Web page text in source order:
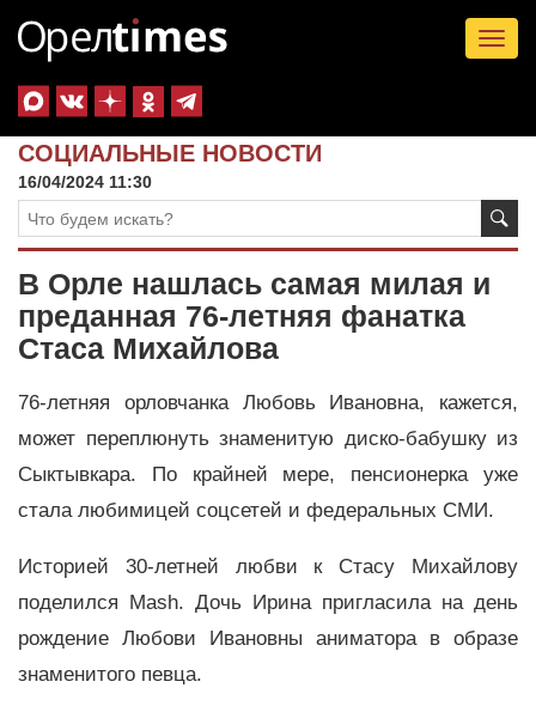
СОЦИАЛЬНЫЕ НОВОСТИ
16/04/2024 11:30
В Орле нашлась самая милая и
преданная 76-летняя фанатка
Стаса Михайлова
76-летняя орловчанка Любовь Ивановна, кажется,
может переплюнуть знаменитую диско-бабушку из
Сыктывкара. По крайней мере, пенсионерка уже
стала любимицей соцсетей и федеральных СМИ.
Историей 30-летней любви к Стасу Михайлову
поделился Mash. Дочь Ирина пригласила на день
рождение Любови Ивановны аниматора в образе
знаменитого певца.